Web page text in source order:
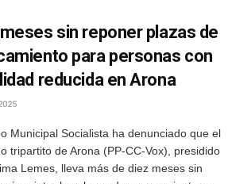
sin reponer plazas de
para personas con
reducida en Arona
Municipal Socialista ha denunciado que el
tripartito de Arona (PP-CC-Vox), presidido
Lemes, lleva más de diez meses sin